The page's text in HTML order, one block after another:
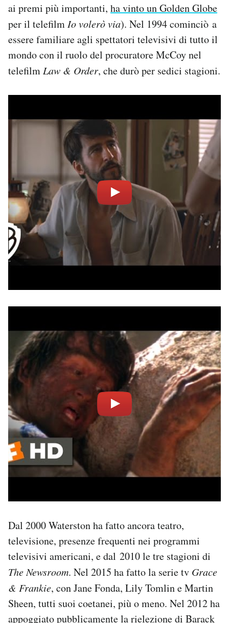
ai premi più importanti, ha vinto un Golden Globe
per il telefilm Io volerò via). Nel 1994 cominciò a
essere familiare agli spettatori televisivi di tutto il
mondo con il ruolo del procuratore McCoy nel
telefilm Law & Order, che durò per sedici stagioni.
Dal 2000 Waterston ha fatto ancora teatro,
televisione, presenze frequenti nei programmi
televisivi americani, e dal 2010 le tre stagioni di
The Newsroom. Nel 2015 ha fatto la serie tv Grace
& Frankie, con Jane Fonda, Lily Tomlin e Martin
Sheen, tutti suoi coetanei, più o meno. Nel 2012 ha
appoggiato pubblicamente la rielezione di Barack